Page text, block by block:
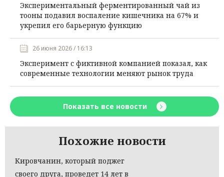
Экспериментальный ферментированный чай из
тооны подавил воспаление кишечника на 67% и
укрепил его барьерную функцию
26 июня 2026 / 16:13
Эксперимент с фиктивной компанией показал, как
современные технологии меняют рынок труда
Показать все новости
Похожие новости
Кировчанин, который поджег
своего друга, проведет 14 лет в